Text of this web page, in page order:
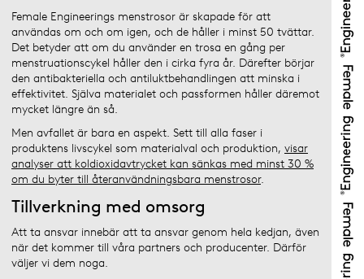
Female Engineerings menstrosor är skapade för att
användas om och om igen, och de håller i minst 50 tvättar.
Det betyder att om du använder en trosa en gång per
menstruationscykel håller den i cirka fyra år. Därefter börjar
den antibakteriella och antiluktbehandlingen att minska i
effektivitet. Själva materialet och passformen håller däremot
mycket längre än så.
Men avfallet är bara en aspekt. Sett till alla faser i
produktens livscykel som materialval och produktion, visar
analyser att koldioxidavtrycket kan sänkas med minst 30 %
om du byter till återanvändningsbara menstrosor.
Tillverkning med omsorg
Att ta ansvar innebär att ta ansvar genom hela kedjan, även
när det kommer till våra partners och producenter. Därför
väljer vi dem noga.